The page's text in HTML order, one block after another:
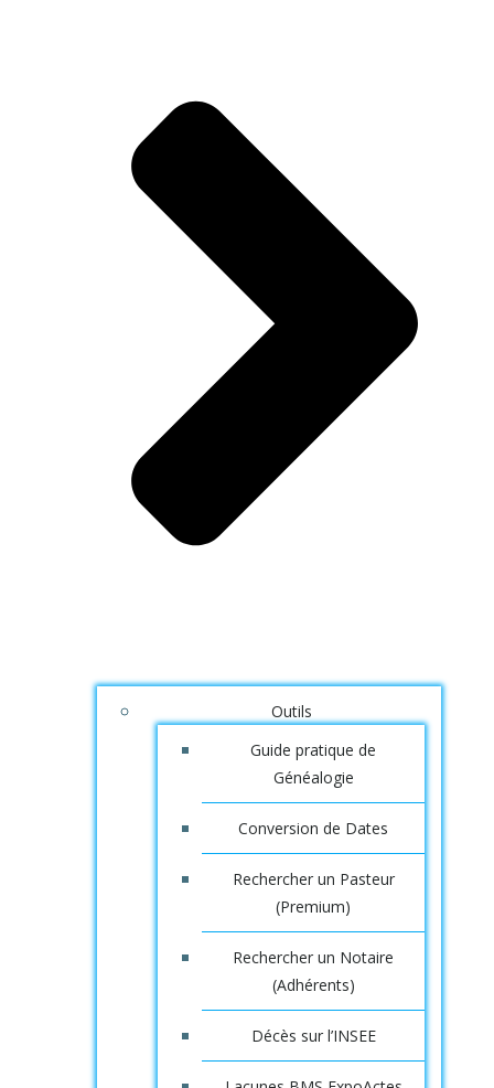
Outils
Guide pratique de
Généalogie
Conversion de Dates
Rechercher un Pasteur
(Premium)
Rechercher un Notaire
(Adhérents)
Décès sur l’INSEE